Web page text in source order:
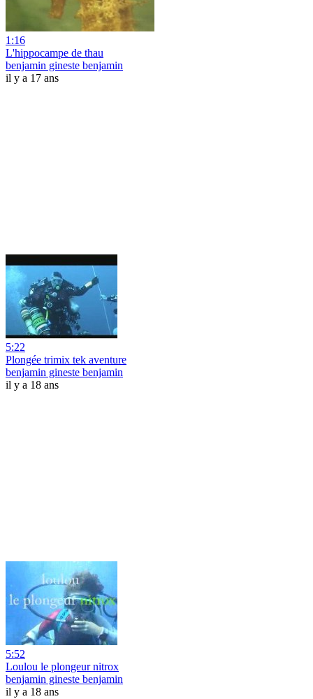
1:16
L'hippocampe de thau
benjamin gineste benjamin
il y a 17 ans
5:22
Plongée trimix tek aventure
benjamin gineste benjamin
il y a 18 ans
5:52
Loulou le plongeur nitrox
benjamin gineste benjamin
il y a 18 ans